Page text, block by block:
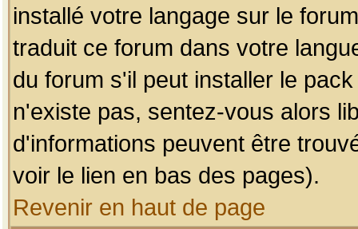
installé votre langage sur le
traduit ce forum dans votre
du forum s'il peut installer le
n'existe pas, sentez-vous alors
d'informations peuvent être
voir le lien en bas des pages).
Revenir en haut de page